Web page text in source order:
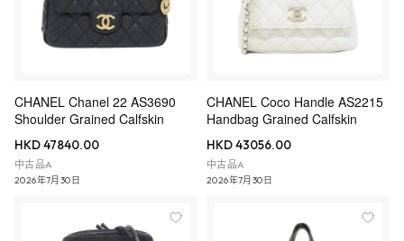
CHANEL Chanel 22 AS3690
Shoulder Grained Calfskin
HKD 47840.00
中古品A
2026年7月30日
CHANEL Coco Handle AS2215
Handbag Grained Calfskin
HKD 43056.00
中古品A
2026年7月30日